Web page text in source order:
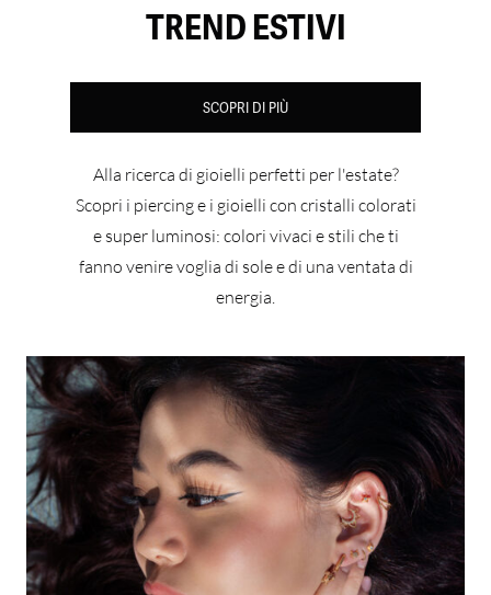
TREND ESTIVI
Alla ricerca di gioielli perfetti per l'estate?
Scopri i piercing e i gioielli con cristalli colorati
e super luminosi: colori vivaci e stili che ti
fanno venire voglia di sole e di una ventata di
energia.
SCOPRI DI PIÙ